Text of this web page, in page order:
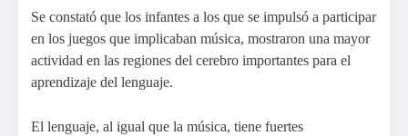
Se constató que los infantes a los que se impulsó a participar
en los juegos que implicaban música, mostraron una mayor
actividad en las regiones del cerebro importantes para el
aprendizaje del lenguaje.
El lenguaje, al igual que la música, tiene fuertes